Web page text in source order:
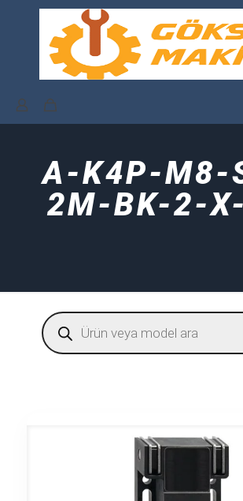
A-K4P-M8-
2M-BK-2-
Products
search